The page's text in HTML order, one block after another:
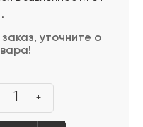
уточните о
1 +